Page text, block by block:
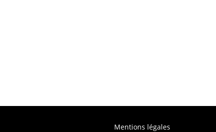
Mentions légales